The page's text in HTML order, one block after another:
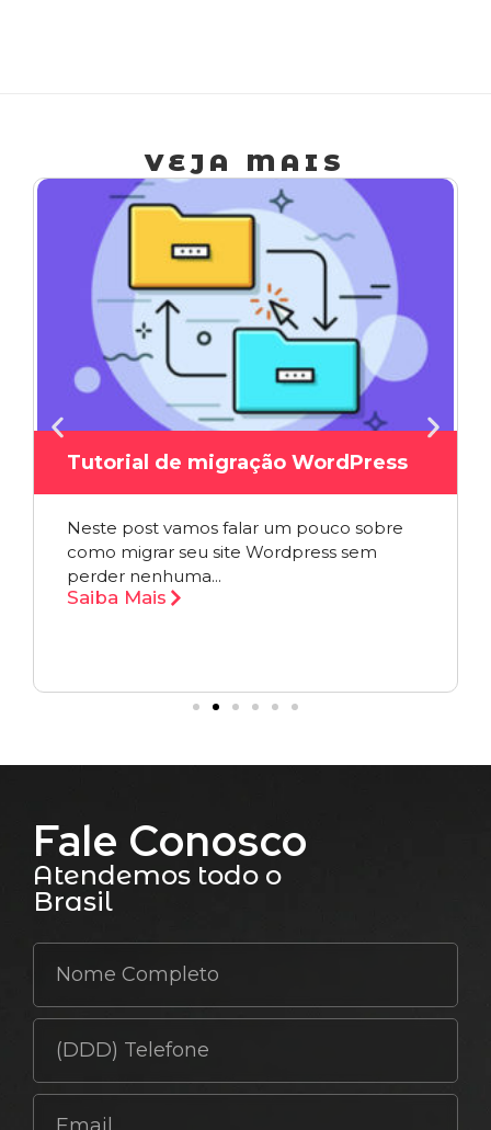
VEJA MAIS
Tutorial de migração WordPress
Neste post vamos falar um pouco sobre
como migrar seu site Wordpress sem
perder nenhuma...
Saiba Mais
Fale Conosco
Atendemos todo o
Brasil